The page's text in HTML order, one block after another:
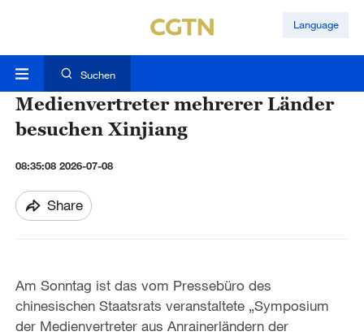
Language
Suchen
Medienvertreter mehrerer Länder
besuchen Xinjiang
08:35:08 2026-07-08
Share
Am Sonntag ist das vom Pressebüro des
chinesischen Staatsrats veranstaltete „Symposium
der Medienvertreter aus Anrainerländern der